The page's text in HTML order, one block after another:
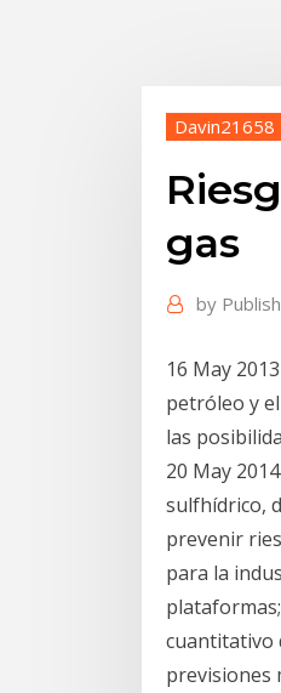
Davin21658
gas
by
16 May
petróleo y
las
20 May
sulfhídrico,
prevenir
para la
cuantitativo
previsiones